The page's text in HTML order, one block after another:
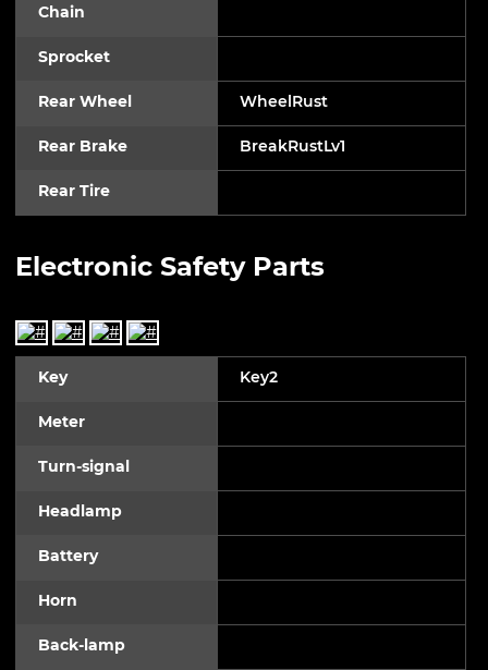
Chain
Sprocket
Rear Wheel WheelRust
Rear Brake BreakRustLv1
Rear Tire
Electronic Safety Parts
Key Key2
Meter
Turn-signal
Headlamp
Battery
Horn
Back-lamp